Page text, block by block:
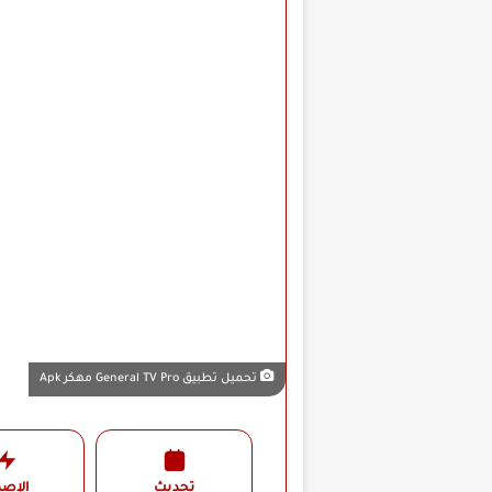
تحميل تطبيق General TV Pro مهكر Apk
تحديث